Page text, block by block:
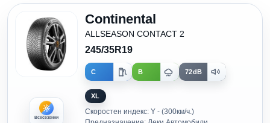
Всесезонни
Continental
ALLSEASON CONTACT 2
245/35R19
C B 72dB
XL
Скоростен индекс: Y - (300км/ч.)